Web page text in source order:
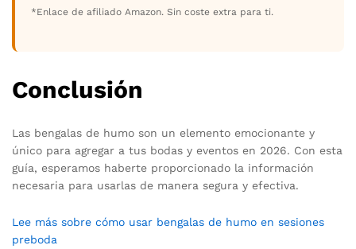
*Enlace de afiliado Amazon. Sin coste extra para ti.
Conclusión
Las bengalas de humo son un elemento emocionante y
único para agregar a tus bodas y eventos en 2026. Con esta
guía, esperamos haberte proporcionado la información
necesaria para usarlas de manera segura y efectiva.
Lee más sobre cómo usar bengalas de humo en sesiones
preboda